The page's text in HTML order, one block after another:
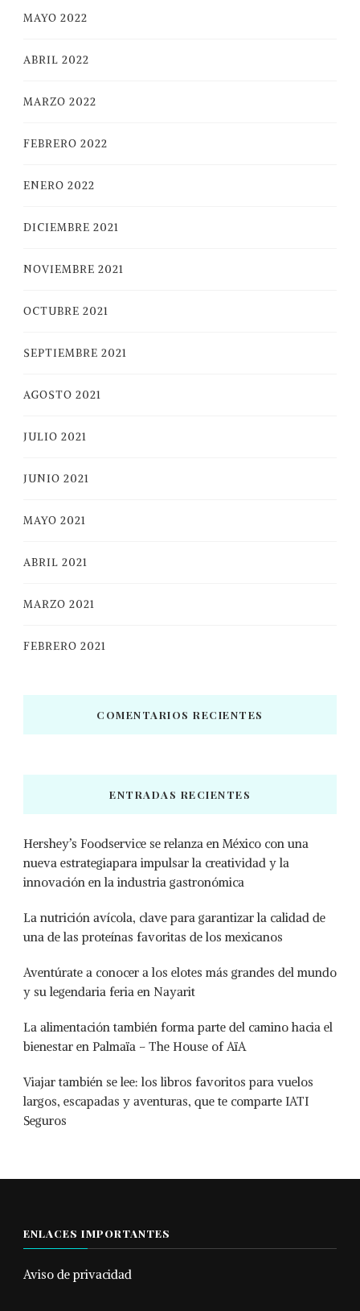
MAYO 2022
ABRIL 2022
MARZO 2022
FEBRERO 2022
ENERO 2022
DICIEMBRE 2021
NOVIEMBRE 2021
OCTUBRE 2021
SEPTIEMBRE 2021
AGOSTO 2021
JULIO 2021
JUNIO 2021
MAYO 2021
ABRIL 2021
MARZO 2021
FEBRERO 2021
COMENTARIOS RECIENTES
ENTRADAS RECIENTES
Hershey’s Foodservice se relanza en México con una
nueva estrategiapara impulsar la creatividad y la
innovación en la industria gastronómica
La nutrición avícola, clave para garantizar la calidad de
una de las proteínas favoritas de los mexicanos
Aventúrate a conocer a los elotes más grandes del mundo
y su legendaria feria en Nayarit
La alimentación también forma parte del camino hacia el
bienestar en Palmaïa – The House of AïA
Viajar también se lee: los libros favoritos para vuelos
largos, escapadas y aventuras, que te comparte IATI
Seguros
ENLACES IMPORTANTES
Aviso de privacidad